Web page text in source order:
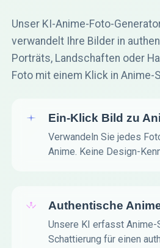
Unser KI-Anime-Foto-
verwandelt Ihre Bilder in
Porträts, Landschaften oder
Foto mit einem Klick in Anime-
Ein-Klick Bild zu
Verwandeln Sie jedes
Anime. Keine Design-
Authentische
Unsere KI erfasst Anime-
Schattierung für einen